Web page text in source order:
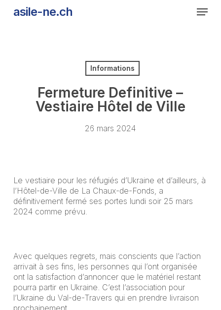
asile-ne.ch Menu
Informations
Fermeture Definitive –
Vestiaire Hôtel de Ville
26 mars 2024
Le vestiaire pour les réfugiés d’Ukraine et d’ailleurs, à
l’Hôtel-de-Ville de La Chaux-de-Fonds, a
définitivement fermé ses portes lundi soir 25 mars
2024 comme prévu.
Avec quelques regrets, mais conscients que l’action
arrivait à ses fins, les personnes qui l’ont organisée
ont la satisfaction d’annoncer que le matériel restant
pourra partir en Ukraine. C’est l’association pour
l’Ukraine du Val-de-Travers qui en prendre livraison
prochainement.